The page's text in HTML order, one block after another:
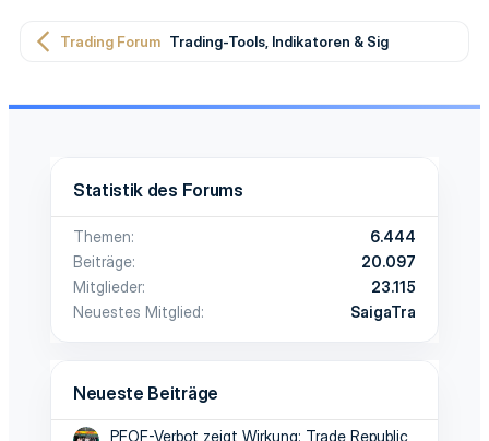
Trading Forum Trading-Tools, Indikatoren & Signale
Statistik des Forums
Themen
6.444
Beiträge
20.097
Mitglieder
23.115
Neuestes Mitglied
SaigaTra
Neueste Beiträge
PFOF-Verbot zeigt Wirkung: Trade Republic